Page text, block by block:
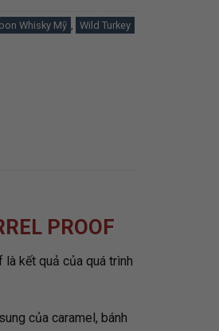
Whisky Mỹ Wild Turkey
PROOF
kết quả của quá trình
của caramel, bánh